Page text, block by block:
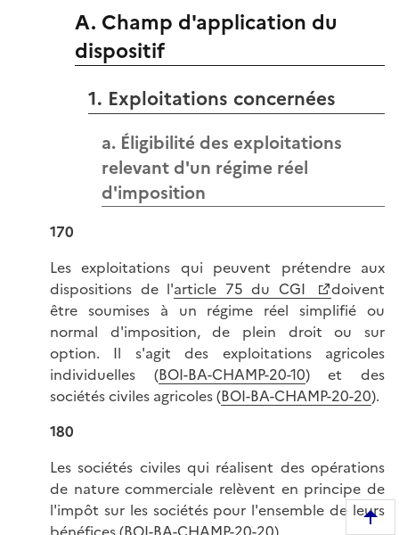
A. Champ d'application du
dispositif
1. Exploitations concernées
a. Éligibilité des exploitations
relevant d'un régime réel
d'imposition
170
Les exploitations qui peuvent prétendre aux
dispositions de l'article 75 du CGI
doivent
être soumises à un régime réel simplifié ou
normal d'imposition, de plein droit ou sur
option. Il s'agit des exploitations agricoles
individuelles (BOI-BA-CHAMP-20-10) et des
sociétés civiles agricoles (BOI-BA-CHAMP-20-20).
180
Les sociétés civiles qui réalisent des opérations
de nature commerciale relèvent en principe de
l'impôt sur les sociétés pour l'ensemble de leurs